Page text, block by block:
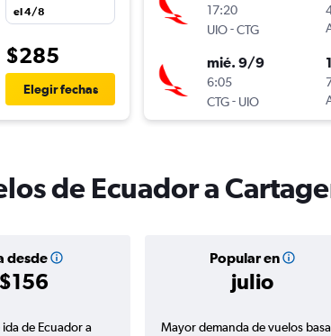
el 4/8
$285
Elegir fechas
17:20
UIO-CTG
mié. 9/9
6:05
CTG- UIO
de Ecuador a
desde
$156
Popular en
julio
de Ecuador a
Mayor demanda de vuelos